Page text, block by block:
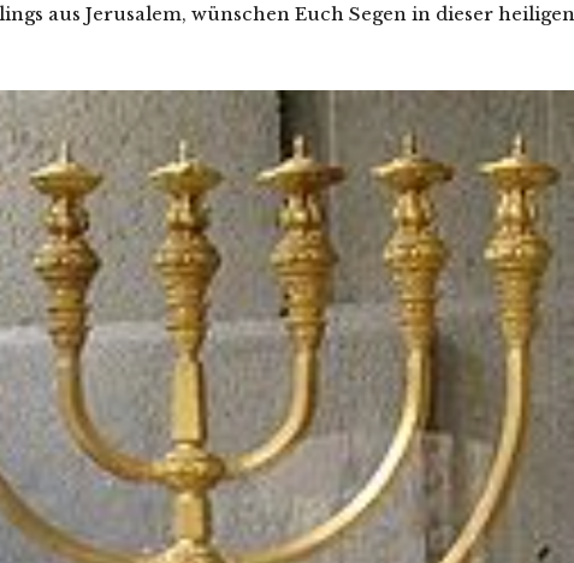
aus Jerusalem, wünschen Euch Segen in dieser heiligen